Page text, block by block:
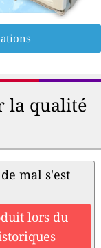
la qualité
mal s'est
lors du